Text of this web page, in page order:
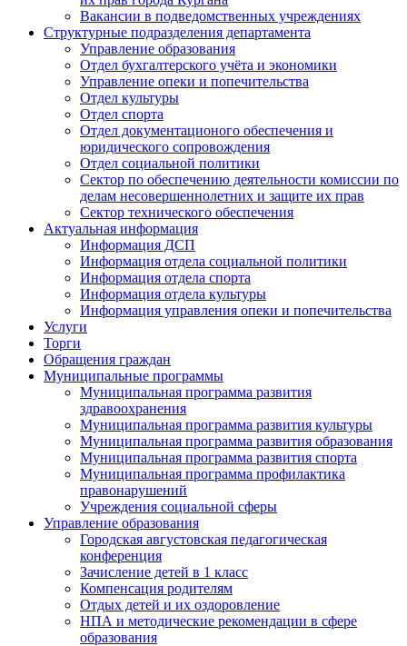
Вакансии в подведомственных учреждениях
Структурные подразделения департамента
Управление образования
Отдел бухгалтерского учёта и экономики
Управление опеки и попечительства
Отдел культуры
Отдел спорта
Отдел документационого обеспечения и
юридического сопровождения
Отдел социальной политики
Сектор по обеспечению деятельности комиссии по
делам несовершеннолетних и защите их прав
Сектор технического обеспечения
Актуальная информация
Информация ДСП
Информация отдела социальной политики
Информация отдела спорта
Информация отдела культуры
Информация управления опеки и попечительства
Услуги
Торги
Обращения граждан
Муниципальные программы
Муниципальная программа развития
здравоохранения
Муниципальная программа развития культуры
Муниципальная программа развития образования
Муниципальная программа развития спорта
Муниципальная программа профилактика
правонарушений
Учреждения социальной сферы
Управление образования
Городская августовская педагогическая
конференция
Зачисление детей в 1 класс
Компенсация родителям
Отдых детей и их оздоровление
НПА и методические рекомендации в сфере
образования